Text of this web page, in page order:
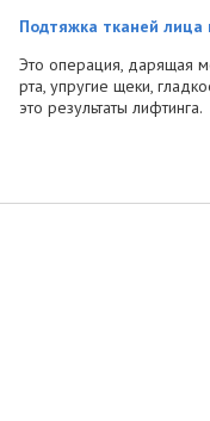
Подтяжка тканей лица
Это операция, дарящая
рта, упругие щеки,
это результаты лифтинга.